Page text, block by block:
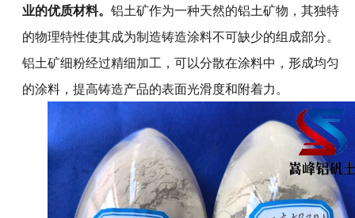
业的优质材料。铝土矿作为一种天然的铝土矿物，其独特
的物理特性使其成为制造铸造涂料不可缺少的组成部分。
铝土矿细粉经过精细加工，可以分散在涂料中，形成均匀
的涂料，提高铸造产品的表面光滑度和附着力。